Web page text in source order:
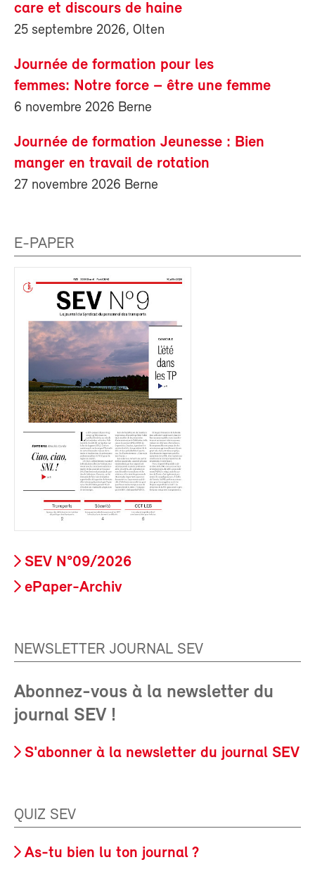
care et discours de haine
25 septembre 2026, Olten
Journée de formation pour les
femmes: Notre force – être une femme
6 novembre 2026 Berne
Journée de formation Jeunesse : Bien
manger en travail de rotation
27 novembre 2026 Berne
E-PAPER
SEV N°09/2026
ePaper-Archiv
NEWSLETTER JOURNAL SEV
Abonnez-vous à la newsletter du
journal SEV !
S'abonner à la newsletter du journal SEV
QUIZ SEV
As-tu bien lu ton journal ?